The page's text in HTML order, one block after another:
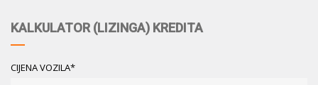
KALKULATOR (LIZINGA) KREDITA
CIJENA VOZILA*